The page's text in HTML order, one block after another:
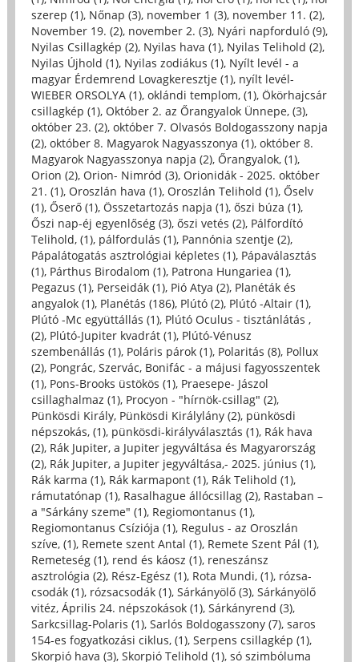
szerep (1), Nőnap (3), november 1 (3), november 11. (2),
November 19. (2), november 2. (3), Nyári napforduló (9),
Nyilas Csillagkép (2), Nyilas hava (1), Nyilas Telihold (2),
Nyilas Újhold (1), Nyilas zodiákus (1), Nyílt levél - a
magyar Érdemrend Lovagkeresztje (1), nyílt levél-
WIEBER ORSOLYA (1), oklándi templom, (1), Ökörhajcsár
csillagkép (1), Október 2. az Őrangyalok Ünnepe, (3),
október 23. (2), október 7. Olvasós Boldogasszony napja
(2), október 8. Magyarok Nagyasszonya (1), október 8.
Magyarok Nagyasszonya napja (2), Őrangyalok, (1),
Orion (2), Orion- Nimród (3), Orionidák - 2025. október
21. (1), Oroszlán hava (1), Oroszlán Telihold (1), Őselv
(1), Őserő (1), Összetartozás napja (1), őszi búza (1),
Őszi nap-éj egyenlőség (3), őszi vetés (2), Pálfordító
Telihold, (1), pálfordulás (1), Pannónia szentje (2),
Pápalátogatás asztrológiai képletes (1), Pápaválasztás
(1), Párthus Birodalom (1), Patrona Hungariea (1),
Pegazus (1), Perseidák (1), Pió Atya (2), Planéták és
angyalok (1), Planétás (186), Plútó (2), Plútó -Altair (1),
Plútó -Mc együttállás (1), Plútó Oculus - tisztánlátás ,
(2), Plútó-Jupiter kvadrát (1), Plútó-Vénusz
szembenállás (1), Poláris párok (1), Polaritás (8), Pollux
(2), Pongrác, Szervác, Bonifác - a májusi fagyosszentek
(1), Pons-Brooks üstökös (1), Praesepe- Jászol
csillaghalmaz (1), Procyon - "hírnök-csillag" (2),
Pünkösdi Király, Pünkösdi Királylány (2), pünkösdi
népszokás, (1), pünkösdi-királyválasztás (1), Rák hava
(2), Rák Jupiter, a Jupiter jegyváltása és Magyarország
(2), Rák Jupiter, a Jupiter jegyváltása,- 2025. június (1),
Rák karma (1), Rák karmapont (1), Rák Telihold (1),
rámutatónap (1), Rasalhague állócsillag (2), Rastaban –
a "Sárkány szeme" (1), Regiomontanus (1),
Regiomontanus Csíziója (1), Regulus - az Oroszlán
szíve, (1), Remete szent Antal (1), Remete Szent Pál (1),
Remeteség (1), rend és káosz (1), reneszánsz
asztrológia (2), Rész-Egész (1), Rota Mundi, (1), rózsa-
csodák (1), rózsacsodák (1), Sárkányölő (3), Sárkányölő
vitéz, Április 24. népszokások (1), Sárkányrend (3),
Sarkcsillag-Polaris (1), Sarlós Boldogasszony (7), saros
154-es fogyatkozási ciklus, (1), Serpens csillagkép (1),
Skorpió hava (3), Skorpió Telihold (1), só szimbóluma